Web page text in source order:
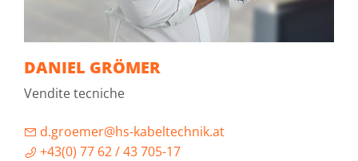
DANIEL GRÖMER
Vendite tecniche
d.groemer@hs-kabeltechnik.at
+43(0) 77 62 / 43 705-17